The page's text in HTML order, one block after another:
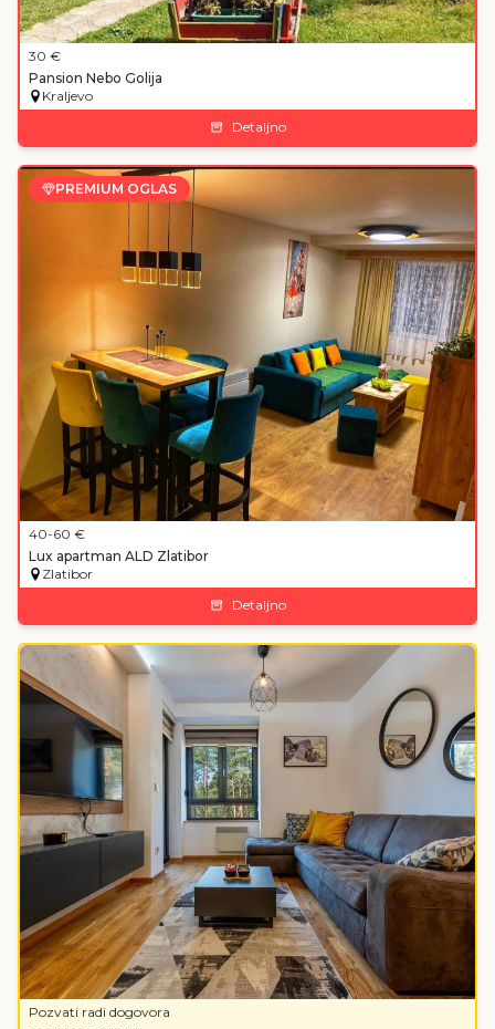
30 €
Pansion Nebo Golija
Kraljevo
Detaljno
PREMIUM OGLAS
40-60 €
Lux apartman ALD Zlatibor
Zlatibor
Detaljno
Pozvati radi dogovora